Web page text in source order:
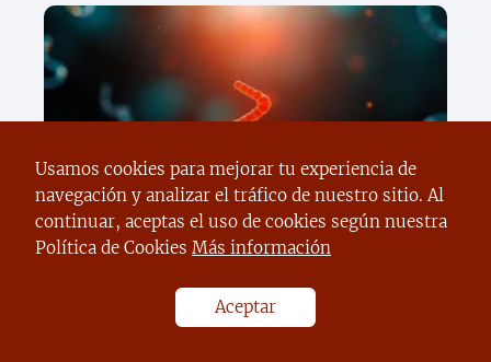
Descubre el sorprendente secreto de la
herencia que cambiará todo lo que
sabes sobre tus genes
Usamos cookies para mejorar tu experiencia de
navegación y analizar el tráfico de nuestro sitio. Al
continuar, aceptas el uso de cookies según nuestra
Política de Cookies Más información
Aceptar